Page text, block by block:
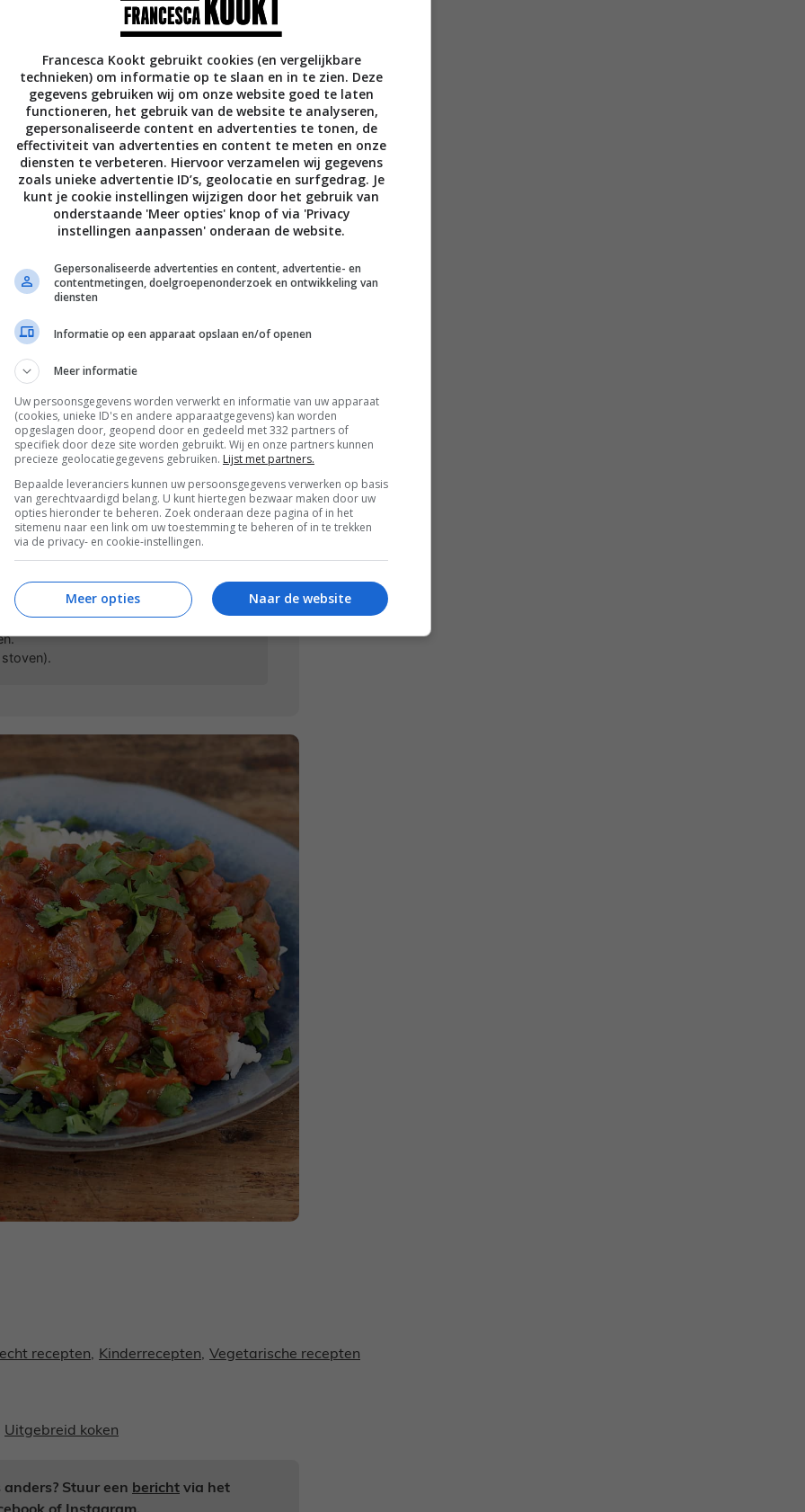
30minuten
min
een flinke hoeveelheid zout in een
uit de aubergines kan worden
Laat uitlekken in het vergiet.
braad- of hapjespan op middellaag
Fruit de ui en knoflook voor een paar
toe en bak 1 minuut mee. Roer de
hoog vuur. Roer daarbij regelmatig en
te droog wordt.
roer de rode kidneybonen erdoor. Laat
deksel schuin op de pan en roer af en
smaak met zout of peper.
witte rijst en/of naan.
recepten, Kinderrecepten, Vegetarische recepten
Uitgebreid koken
Stuur een bericht via het
Francesca Kookt gebruikt cookies (en vergelijkbare
technieken) om informatie op te slaan en in te zien. Deze
gegevens gebruiken wij om onze website goed te laten
functioneren, het gebruik van de website te analyseren,
gepersonaliseerde content en advertenties te tonen, de
effectiviteit van advertenties en content te meten en onze
diensten te verbeteren. Hiervoor verzamelen wij gegevens
zoals unieke advertentie ID’s, geolocatie en surfgedrag. Je
kunt je cookie instellingen wijzigen door het gebruik van
onderstaande 'Meer opties' knop of via 'Privacy
instellingen aanpassen' onderaan de website.
Gepersonaliseerde advertenties en content, advertentie- en
contentmetingen, doelgroepenonderzoek en ontwikkeling van
diensten
Informatie op een apparaat opslaan en/of openen
Meer informatie
Uw persoonsgegevens worden verwerkt en informatie van uw apparaat
(cookies, unieke ID's en andere apparaatgegevens) kan worden
opgeslagen door, geopend door en gedeeld met 332 partners of
specifiek door deze site worden gebruikt. Wij en onze partners kunnen
precieze geolocatiegegevens gebruiken. Lijst met partners.
Bepaalde leveranciers kunnen uw persoonsgegevens verwerken op basis
van gerechtvaardigd belang. U kunt hiertegen bezwaar maken door uw
opties hieronder te beheren. Zoek onderaan deze pagina of in het
sitemenu naar een link om uw toestemming te beheren of in te trekken
via de privacy- en cookie-instellingen.
Naar de website
Meer opties